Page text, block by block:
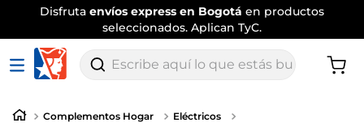
Disfruta envíos express en Bogotá en productos
seleccionados. Aplican TyC.
Escribe aquí lo que estás buscando
Complementos Hogar
Eléctricos